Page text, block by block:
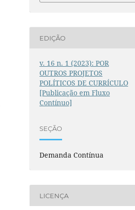
EDIÇÃO
v. 16 n. 1 (2023): POR
OUTROS PROJETOS
POLÍTICOS DE CURRÍCULO
[Publicação em Fluxo
Contínuo]
SEÇÃO
Demanda Contínua
LICENÇA